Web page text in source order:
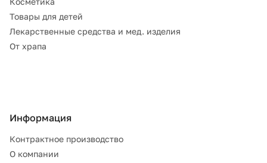
Товары для детей
Лекарственные средства и мед. изделия
От храпа
Информация
Контрактное производство
О компании